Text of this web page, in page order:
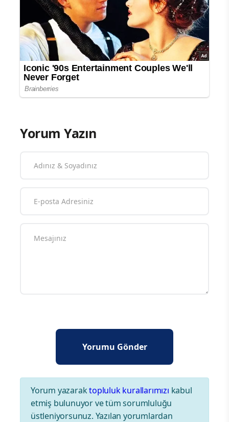
Yorum Yazın
Yorum yazaraktopluluk kurallarımızı kabul
etmiş bulunuyor ve tüm sorumluluğu
üstleniyorsunuz. Yazılan yorumlardan